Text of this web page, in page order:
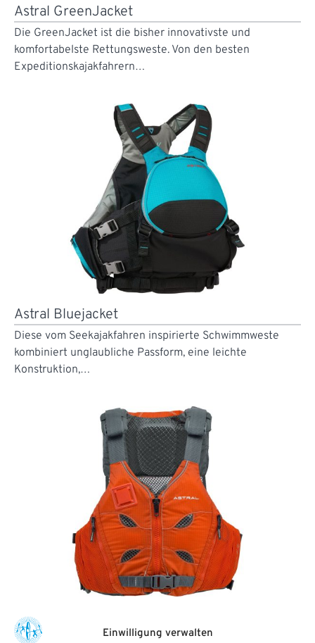
Einwilligung verwalten
Astral GreenJacket
Die GreenJacket ist die bisher innovativste und
komfortabelste Rettungsweste. Von den besten
Expeditionskajakfahrern…
Astral Bluejacket
Diese vom Seekajakfahren inspirierte Schwimmweste
kombiniert unglaubliche Passform, eine leichte
Konstruktion,…
Astral V-Eight
Die erste atmungsaktive Schwimmweste der Welt und ein